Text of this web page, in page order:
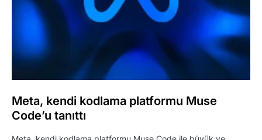
Meta, kendi kodlama platformu Muse
Code’u tanıttı